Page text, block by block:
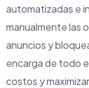
automatizadas e
manualmente las
anuncios y
encarga de todo
costos y